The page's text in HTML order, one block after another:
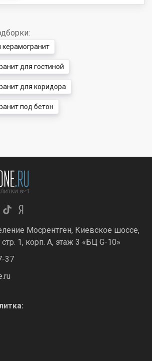
для гостиной
для коридора
под бетон
Мосрентген, Киевское шоссе,
1, корп. А, этаж 3 «БЦ G-10»
37